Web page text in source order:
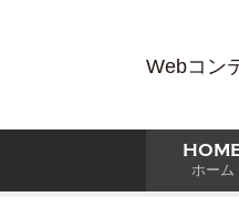
Webコン
ホーム